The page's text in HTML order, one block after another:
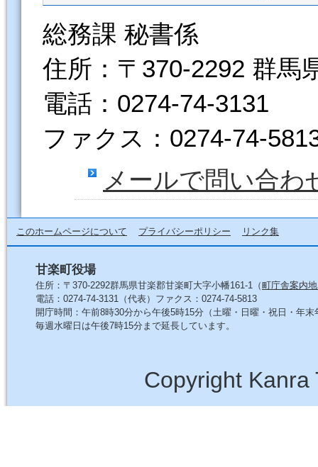
総務課 秘書係
住所：〒370-2292 群馬
電話：0274-74-3131
ファクス：0274-74-
メールで問い合わ
このホームページについて プライバシーポリシー リンク集
甘楽町役場
住所：〒370-2292群馬県甘楽郡甘楽町大字小幡161-1（町庁舎案内
電話：0274-74-3131（代表）ファクス：0274-74-5813
開庁時間：午前8時30分から午後5時15分（土曜・日曜・祝日・年末
毎週水曜日は午後7時15分まで延長しています。
Copyright Kanra